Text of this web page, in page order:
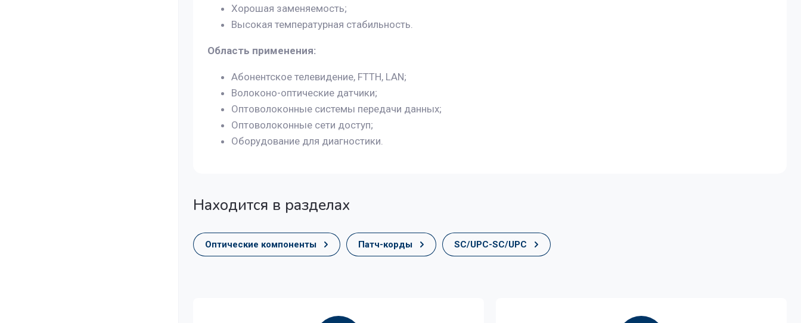
Хорошая заменяемость;
Высокая температурная стабильность.
Область применения:
Абонентское телевидение, FTTH, LAN;
Волоконо-оптические датчики;
Оптоволоконные системы передачи данных;
Оптоволоконные сети доступ;
Оборудование для диагностики.
Находится в разделах
Оптические компоненты Патч-корды SC/UPC-SC/UPC